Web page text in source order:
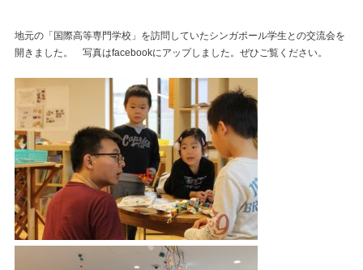
地元の「国際高等専門学校」を訪問していたシンガポール学生との交流会を
開きました。 写真はfacebookにアップしました。ぜひご覧ください。